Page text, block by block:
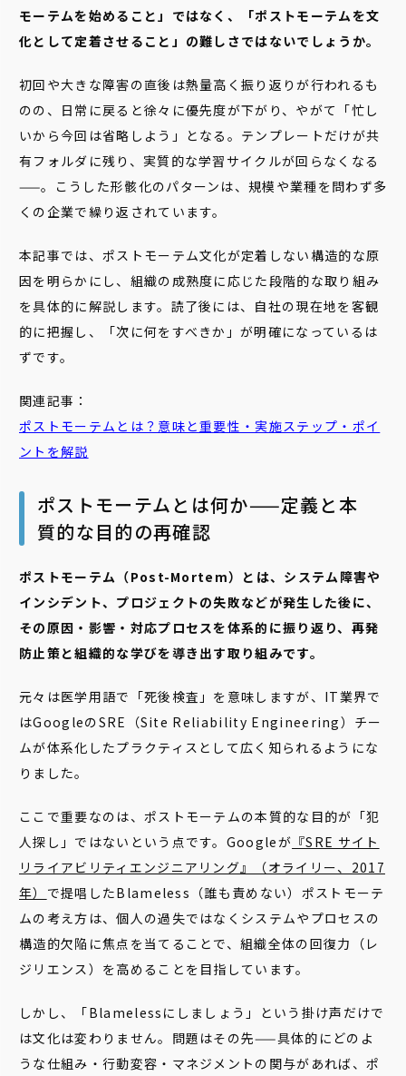
モーテムを始めること」ではなく、「ポストモーテムを文
化として定着させること」の難しさではないでしょうか。
初回や大きな障害の直後は熱量高く振り返りが行われるも
のの、日常に戻ると徐々に優先度が下がり、やがて「忙し
いから今回は省略しよう」となる。テンプレートだけが共
有フォルダに残り、実質的な学習サイクルが回らなくなる
——。こうした形骸化のパターンは、規模や業種を問わず多
くの企業で繰り返されています。
本記事では、ポストモーテム文化が定着しない構造的な原
因を明らかにし、組織の成熟度に応じた段階的な取り組み
を具体的に解説します。読了後には、自社の現在地を客観
的に把握し、「次に何をすべきか」が明確になっているは
ずです。
関連記事：
ポストモーテムとは？意味と重要性・実施ステップ・ポイ
ントを解説
ポストモーテムとは何か——定義と本
質的な目的の再確認
ポストモーテム（Post-Mortem）とは、システム障害や
インシデント、プロジェクトの失敗などが発生した後に、
その原因・影響・対応プロセスを体系的に振り返り、再発
防止策と組織的な学びを導き出す取り組みです。
元々は医学用語で「死後検査」を意味しますが、IT業界で
はGoogleのSRE（Site Reliability Engineering）チー
ムが体系化したプラクティスとして広く知られるようにな
りました。
ここで重要なのは、ポストモーテムの本質的な目的が「犯
人探し」ではないという点です。Googleが 『SRE サイト
リライアビリティエンジニアリング』（オライリー、2017
年） で提唱したBlameless（誰も責めない）ポストモーテ
ムの考え方は、個人の過失ではなくシステムやプロセスの
構造的欠陥に焦点を当てることで、組織全体の回復力（レ
ジリエンス）を高めることを目指しています。
しかし、「Blamelessにしましょう」という掛け声だけで
は文化は変わりません。問題はその先——具体的にどのよ
うな仕組み・行動変容・マネジメントの関与があれば、ポ